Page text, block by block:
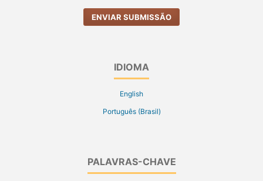
ENVIAR SUBMISSÃO
IDIOMA
English
Português (Brasil)
PALAVRAS-CHAVE